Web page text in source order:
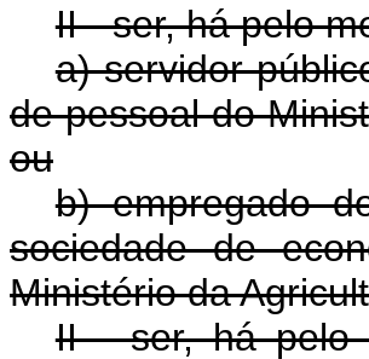
II - ser, há pelo
a) servidor
de pessoal do
ou
b) empregado
sociedade de
Ministério da
II - ser, há pelo